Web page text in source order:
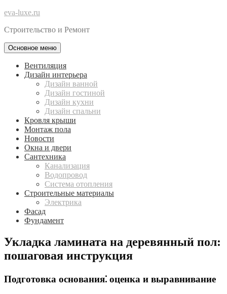
eva-luxe.ru
Строительство и Ремонт
Основное меню
Вентиляция
Дизайн интерьера
Дизайн ванной
Дизайн гостиной
Дизайн кухни
Дизайн спальни
Кровля крыши
Монтаж пола
Новости
Окна и двери
Сантехника
Канализация
Водопровод
Система отопления
Строительные материалы
Электрика
Фасад
Фундамент
Укладка ламината на деревянный пол:
пошаговая инструкция
Подготовка основания⁚ оценка и выравнивание